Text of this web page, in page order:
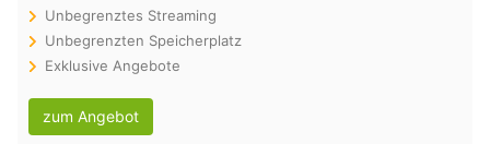
Unbegrenztes Streaming
Unbegrenzten Speicherplatz
Exklusive Angebote
zum Angebot